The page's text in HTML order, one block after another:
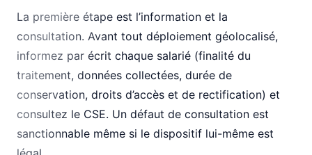
La première étape est l’information et la
consultation. Avant tout déploiement géolocalisé,
informez par écrit chaque salarié (finalité du
traitement, données collectées, durée de
conservation, droits d’accès et de rectification) et
consultez le CSE. Un défaut de consultation est
sanctionnable même si le dispositif lui-même est